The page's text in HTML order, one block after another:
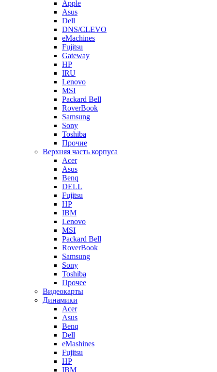
Apple
Asus
Dell
DNS/CLEVO
eMachines
Fujitsu
Gateway
HP
IRU
Lenovo
MSI
Packard Bell
RoverBook
Samsung
Sony
Toshiba
Прочие
Верхняя часть корпуса
Acer
Asus
Benq
DELL
Fujitsu
HP
IBM
Lenovo
MSI
Packard Bell
RoverBook
Samsung
Sony
Toshiba
Прочее
Видеокарты
Динамики
Acer
Asus
Benq
Dell
eMashines
Fujitsu
HP
IBM